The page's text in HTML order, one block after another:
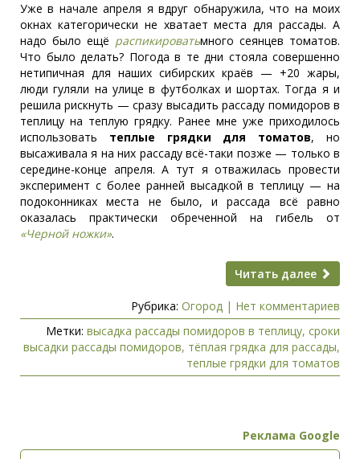
Уже в начале апреля я вдруг обнаружила, что на моих
окнах категорически не хватает места для рассады. А
надо было ещё распикироватьмного сеянцев томатов.
Что было делать? Погода в те дни стояла совершенно
нетипичная для наших сибирских краёв — +20 жары,
люди гуляли на улице в футболках и шортах. Тогда я и
решила рискнуть — сразу высадить рассаду помидоров в
теплицу на теплую грядку. Ранее мне уже приходилось
использовать теплые грядки для томатов, но
высаживала я на них рассаду всё-таки позже — только в
середине-конце апреля. А тут я отважилась провести
эксперимент с более ранней высадкой в теплицу — на
подоконниках места не было, и рассада всё равно
оказалась практически обреченной на гибель от
«Черной ножки».
Читать далее
Рубрика: Огород | Нет комментариев
Метки: высадка рассады помидоров в теплицу, сроки
высадки рассады помидоров, тёплая грядка для рассады,
теплые грядки для томатов
Реклама Google